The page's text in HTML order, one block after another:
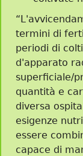
termini di
periodi di
d'apparato
superficiale/
quantità e
diversa
esigenze
essere
capace di